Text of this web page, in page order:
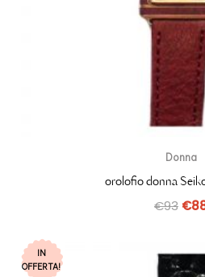
Donna
orolofio donna
€93 €
IN
OFFERTA!